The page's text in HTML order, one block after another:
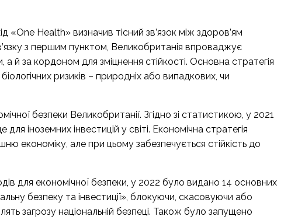
«One Health» визначив тісний зв’язок між здоров’ям
з першим пунктом, Великобританія впроваджує
а й за кордоном для зміцнення стійкості. Основна стратегія
ризиків – природніх або випадкових, чи
безпеки Великобританії. Згідно зі статистикою, у 2021
іноземних інвестицій у світі. Економічна стратегія
економіку, але при цьому забезпечується стійкість до
для економічної безпеки, у 2022 було видано 14 основних
безпеку та інвестиції», блокуючи, скасовуючи або
загрозу національній безпеці. Також було запущено